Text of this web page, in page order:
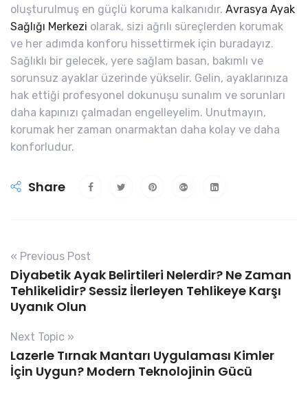
oluşturulmuş en güçlü koruma kalkanıdır. Avrasya Ayak
Sağlığı Merkezi olarak, sizi ağrılı süreçlerden korumak
ve her adımda konforu hissettirmek için buradayız.
Sağlıklı bir gelecek, yere sağlam basan, bakımlı ve
sorunsuz ayaklar üzerinde yükselir. Gelin, ayaklarınıza
hak ettiği profesyonel dokunuşu sunalım ve sorunları
daha kapınızı çalmadan engelleyelim. Unutmayın,
korumak her zaman onarmaktan daha kolay ve daha
konforludur.
Share
« Previous Post
Diyabetik Ayak Belirtileri Nelerdir? Ne Zaman
Tehlikelidir? Sessiz İlerleyen Tehlikeye Karşı
Uyanık Olun
Next Topic »
Lazerle Tırnak Mantarı Uygulaması Kimler
İçin Uygun? Modern Teknolojinin Gücü